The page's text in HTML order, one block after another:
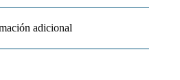
adicional